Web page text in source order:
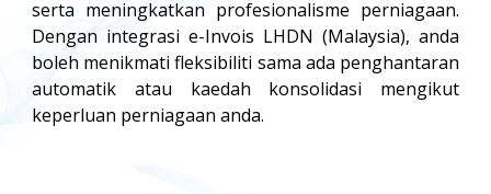
serta meningkatkan profesionalisme perniagaan.
Dengan integrasi e-Invois LHDN (Malaysia), anda
boleh menikmati fleksibiliti sama ada penghantaran
automatik atau kaedah konsolidasi mengikut
keperluan perniagaan anda.